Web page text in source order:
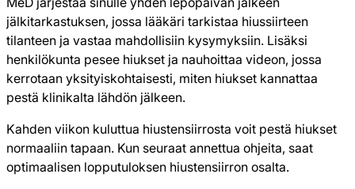
jälkitarkastuksen, jossa lääkäri tarkistaa hiussiirteen
tilanteen ja vastaa mahdollisiin kysymyksiin. Lisäksi
henkilökunta pesee hiukset ja nauhoittaa videon, jossa
kerrotaan yksityiskohtaisesti, miten hiukset kannattaa
pestä klinikalta lähdön jälkeen.
Kahden viikon kuluttua hiustensiirrosta voit pestä hiukset
normaaliin tapaan. Kun seuraat annettua ohjeita, saat
optimaalisen lopputuloksen hiustensiirron osalta.